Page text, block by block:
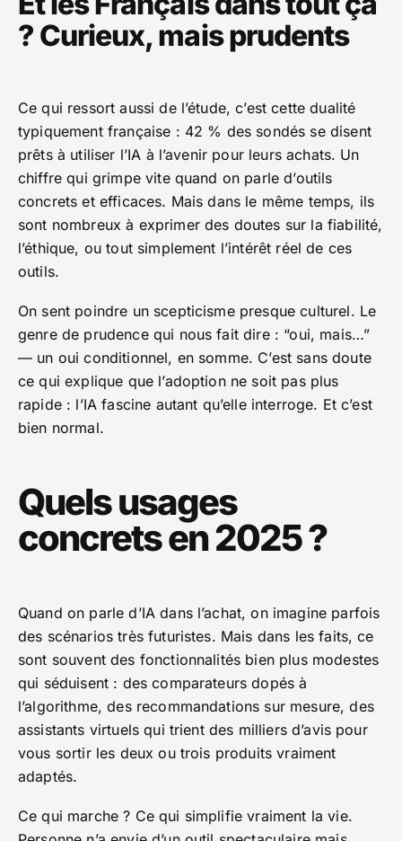
? Curieux, mais prudents
Ce qui ressort aussi de l’étude, c’est cette dualité
typiquement française : 42 % des sondés se disent
prêts à utiliser l’IA à l’avenir pour leurs achats. Un
chiffre qui grimpe vite quand on parle d’outils
concrets et efficaces. Mais dans le même temps, ils
sont nombreux à exprimer des doutes sur la fiabilité,
l’éthique, ou tout simplement l’intérêt réel de ces
outils.
On sent poindre un scepticisme presque culturel. Le
genre de prudence qui nous fait dire : “oui, mais…”
— un oui conditionnel, en somme. C’est sans doute
ce qui explique que l’adoption ne soit pas plus
rapide : l’IA fascine autant qu’elle interroge. Et c’est
bien normal.
Quels usages
concrets en 2025 ?
Quand on parle d’IA dans l’achat, on imagine parfois
des scénarios très futuristes. Mais dans les faits, ce
sont souvent des fonctionnalités bien plus modestes
qui séduisent : des comparateurs dopés à
l’algorithme, des recommandations sur mesure, des
assistants virtuels qui trient des milliers d’avis pour
vous sortir les deux ou trois produits vraiment
adaptés.
Ce qui marche ? Ce qui simplifie vraiment la vie.